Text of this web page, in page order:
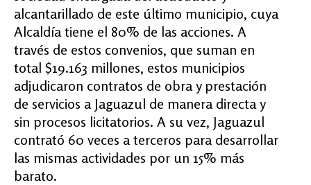
alcantarillado de este último municipio, cuya
Alcaldía tiene el 80% de las acciones. A
través de estos convenios, que suman en
total $19.163 millones, estos municipios
adjudicaron contratos de obra y prestación
de servicios a Jaguazul de manera directa y
sin procesos licitatorios. A su vez, Jaguazul
contrató 60 veces a terceros para desarrollar
las mismas actividades por un 15% más
barato.